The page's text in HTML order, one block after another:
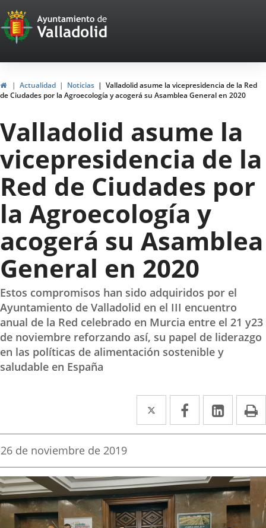
Portal
Web
del
Ayuntamiento
de
Valladolid
InicioActualidad Noticias
Valladolid asume la vicepresidencia de la Red
de Ciudades por la Agroecología y acogerá su Asamblea General en 2020
Valladolid asume la
vicepresidencia de la
Red de Ciudades por
la Agroecología y
acogerá su Asamblea
General en 2020
Estos compromisos han sido adquiridos por el
Ayuntamiento de Valladolid en el III encuentro
anual de la Red celebrado en Murcia entre el 21 y23
de noviembre reforzando así, su papel de liderazgo
en las políticas de alimentación sostenible y
saludable en España
Twitter
Enlace
a
aplicación
externa.
Facebook
Enlace
a
aplicación
externa.
Enlace
a
Fecha
la
noticia
26 de noviembre de 2019